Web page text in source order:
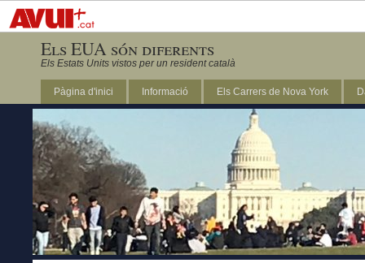
Els EUA són diferents
Els Estats Units vistos per un resident català
Pàgina d'inici Informació Els Carrers de Nova York